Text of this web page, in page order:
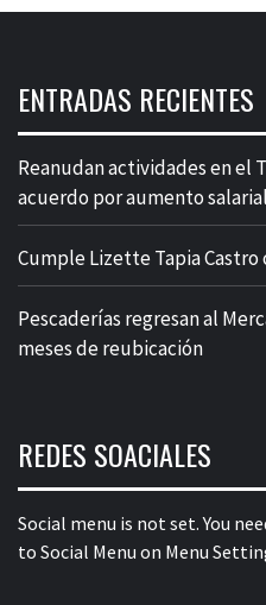
ENTRADAS RECIENTES
Reanudan actividades en el
acuerdo por aumento salarial
Cumple Lizette Tapia
Pescaderías regresan al
meses de reubicación
REDES SOACIALES
Social menu is not set. You
to Social Menu on Menu